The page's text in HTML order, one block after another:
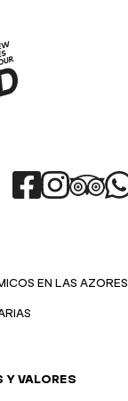
EN LAS AZORES
Y VALORES